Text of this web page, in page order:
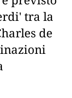
tra la
de